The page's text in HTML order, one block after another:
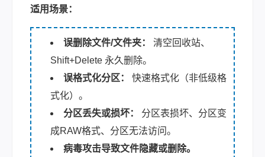
适用场景：
误删除文件/文件夹：
清空回收站、
Shift+Delete 永久删除。
误格式化分区：
快速格式化（非低级格
式化）。
分区丢失或损坏：
分区表损坏、分区变
成RAW格式、分区无法访问。
病毒攻击导致文件隐藏或删除。